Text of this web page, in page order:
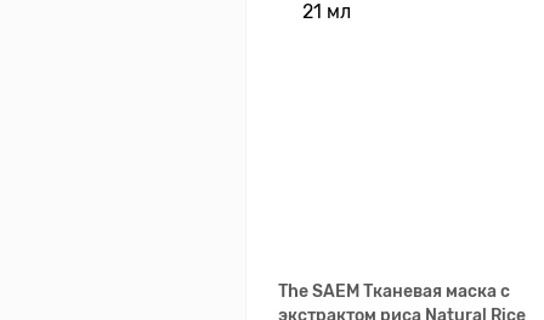
The SAEM Тканевая маска с
экстрактом риса Natural Rice